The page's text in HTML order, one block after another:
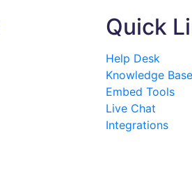
Quick
Help Desk
Knowledge Base
Embed Tools
Live Chat
Integrations